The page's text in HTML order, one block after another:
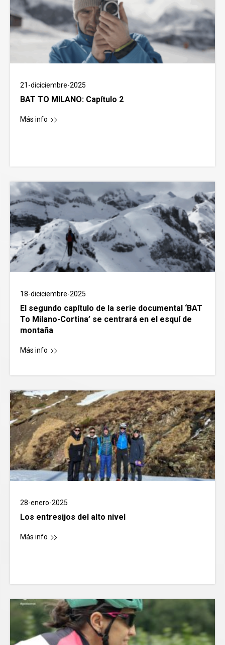
21-diciciembre-2025
BAT TO MILANO: Capítulo 2
Más info
18-diciciembre-2025
El segundo capítulo de la serie documental ‘BAT
To Milano-Cortina’ se centrará en el esquí de
montaña
Más info
28-enero-2025
Los entresijos del alto nivel
Más info